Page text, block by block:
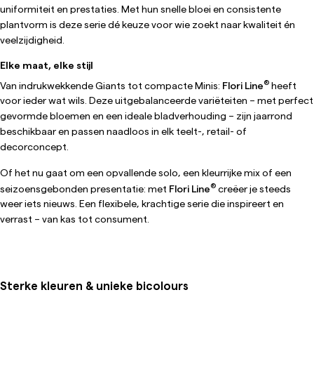
uniformiteit en prestaties. Met hun snelle bloei en consistente
plantvorm is deze serie dé keuze voor wie zoekt naar kwaliteit én
veelzijdigheid.
Elke maat, elke stijl
Van indrukwekkende Giants tot compacte Minis: Flori Line® heeft
voor ieder wat wils. Deze uitgebalanceerde variëteiten – met perfect
gevormde bloemen en een ideale bladverhouding – zijn jaarrond
beschikbaar en passen naadloos in elk teelt-, retail- of
decorconcept.
Of het nu gaat om een opvallende solo, een kleurrijke mix of een
seizoensgebonden presentatie: met Flori Line® creëer je steeds
weer iets nieuws. Een flexibele, krachtige serie die inspireert en
verrast – van kas tot consument.
Sterke kleuren & unieke bicolours